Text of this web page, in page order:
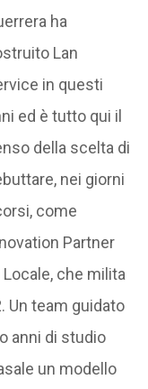
ha
Lan
in questi
ed è tutto qui il
della scelta di
nei giorni
come
Partner
che milita
Un team guidato
anni di studio
un modello